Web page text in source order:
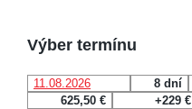
Výber termínu
11.08.2026 8 dní
625,50 €
+229 €